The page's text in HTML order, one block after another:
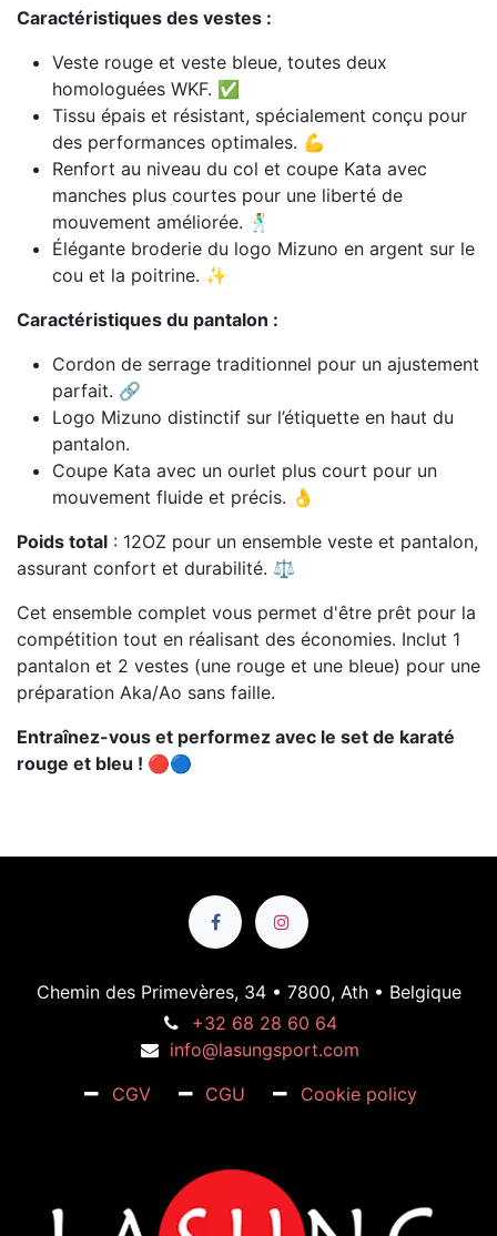
Caractéristiques des vestes :
Veste rouge et veste bleue, toutes deux
homologuées WKF. ✅
Tissu épais et résistant, spécialement conçu pour
des performances optimales. 💪
Renfort au niveau du col et coupe Kata avec
manches plus courtes pour une liberté de
mouvement améliorée. 🕺
Élégante broderie du logo Mizuno en argent sur le
cou et la poitrine. ✨
Caractéristiques du pantalon :
Cordon de serrage traditionnel pour un ajustement
parfait. 🔗
Logo Mizuno distinctif sur l’étiquette en haut du
pantalon.
Coupe Kata avec un ourlet plus court pour un
mouvement fluide et précis. 👌
Poids total : 12OZ pour un ensemble veste et pantalon,
assurant confort et durabilité. ⚖️
Cet ensemble complet vous permet d'être prêt pour la
compétition tout en réalisant des économies. Inclut 1
pantalon et 2 vestes (une rouge et une bleue) pour une
préparation Aka/Ao sans faille.
Entraînez-vous et performez avec le set de karaté
rouge et bleu ! 🔴🔵
Chemin des Primevères, 34 • 7800, Ath • Belgique
+32 68 28 60 64
info@lasungsport.com
CGV
CGU Cookie policy